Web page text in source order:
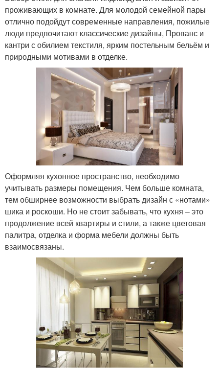
проживающих в комнате. Для молодой семейной пары
отлично подойдут современные направления, пожилые
люди предпочитают классические дизайны, Прованс и
кантри с обилием текстиля, ярким постельным бельём и
природными мотивами в отделке.
Оформляя кухонное пространство, необходимо
учитывать размеры помещения. Чем больше комната,
тем обширнее возможности выбрать дизайн с «нотами»
шика и роскоши. Но не стоит забывать, что кухня – это
продолжение всей квартиры и стили, а также цветовая
палитра, отделка и форма мебели должны быть
взаимосвязаны.